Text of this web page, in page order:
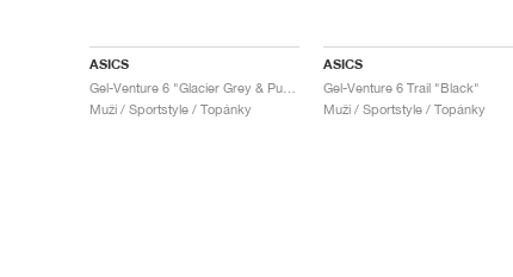
ASICS
Muži / Sportstyle / Topánky
ASICS
Gel-Venture 6 Trail "Black"
Muži / Sportstyle / Topánky